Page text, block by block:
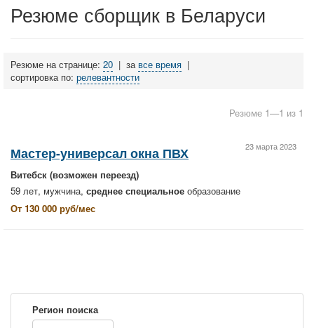
Резюме сборщик в Беларуси
Резюме на странице: 20 | за все время |
сортировка по: релевантности
Резюме 1—1 из 1
23 марта 2023
Мастер-универсал окна ПВХ
Витебск (возможен переезд)
59 лет, мужчина, среднее специальное образование
От 130 000 руб/мес
Регион поиска